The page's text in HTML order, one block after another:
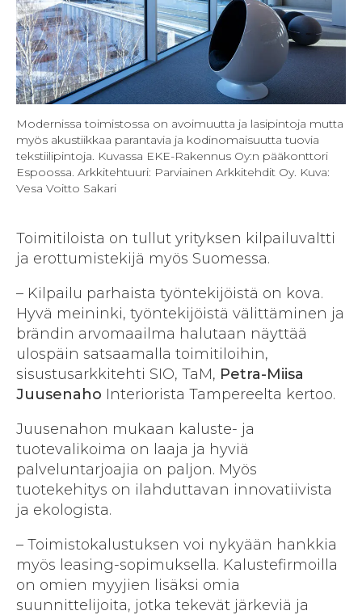
Modernissa toimistossa on avoimuutta ja lasipintoja mutta
myös akustiikkaa parantavia ja kodinomaisuutta tuovia
tekstiilipintoja. Kuvassa EKE-Rakennus Oy:n pääkonttori
Espoossa. Arkkitehtuuri: Parviainen Arkkitehdit Oy. Kuva:
Vesa Voitto Sakari
Toimitiloista on tullut yrityksen kilpailuvaltti
ja erottumistekijä myös Suomessa.
– Kilpailu parhaista työntekijöistä on kova.
Hyvä meininki, työntekijöistä välittäminen ja
brändin arvomaailma halutaan näyttää
ulospäin satsaamalla toimitiloihin,
sisustusarkkitehti SIO, TaM, Petra-Miisa
Juusenaho Interiorista Tampereelta kertoo.
Juusenahon mukaan kaluste- ja
tuotevalikoima on laaja ja hyviä
palveluntarjoajia on paljon. Myös
tuotekehitys on ilahduttavan innovatiivista
ja ekologista.
– Toimistokalustuksen voi nykyään hankkia
myös leasing-sopimuksella. Kalustefirmoilla
on omien myyjien lisäksi omia
suunnittelijoita, jotka tekevät järkeviä ja